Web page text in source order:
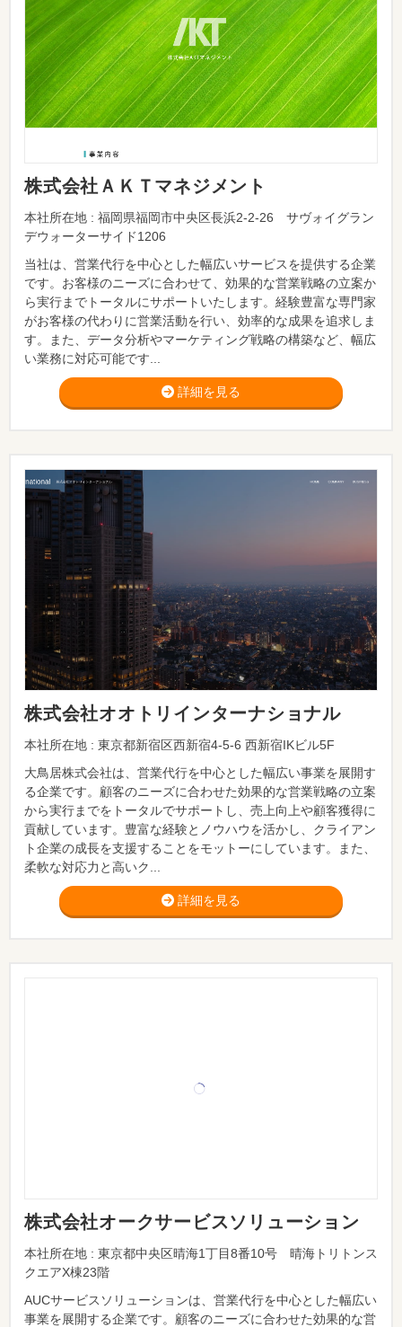
株式会社ＡＫＴマネジメント
本社所在地 : 福岡県福岡市中央区長浜2-2-26 サヴォイグラン
デウォーターサイド1206
当社は、営業代行を中心とした幅広いサービスを提供する企業
です。お客様のニーズに合わせて、効果的な営業戦略の立案か
ら実行までトータルにサポートいたします。経験豊富な専門家
がお客様の代わりに営業活動を行い、効率的な成果を追求しま
す。また、データ分析やマーケティング戦略の構築など、幅広
い業務に対応可能です...
詳細を見る
株式会社オオトリインターナショナル
本社所在地 : 東京都新宿区西新宿4-5-6 西新宿IKビル5F
大鳥居株式会社は、営業代行を中心とした幅広い事業を展開す
る企業です。顧客のニーズに合わせた効果的な営業戦略の立案
から実行までをトータルでサポートし、売上向上や顧客獲得に
貢献しています。豊富な経験とノウハウを活かし、クライアン
ト企業の成長を支援することをモットーにしています。また、
柔軟な対応力と高いク...
詳細を見る
株式会社オークサービスソリューション
本社所在地 : 東京都中央区晴海1丁目8番10号 晴海トリトンス
クエアX棟23階
AUCサービスソリューションは、営業代行を中心とした幅広い
事業を展開する企業です。顧客のニーズに合わせた効果的な営